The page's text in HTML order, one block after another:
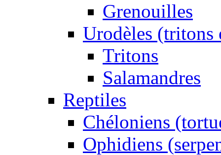
Grenouilles
Urodèles (tritons
Tritons
Salamandres
Reptiles
Chéloniens
Ophidiens